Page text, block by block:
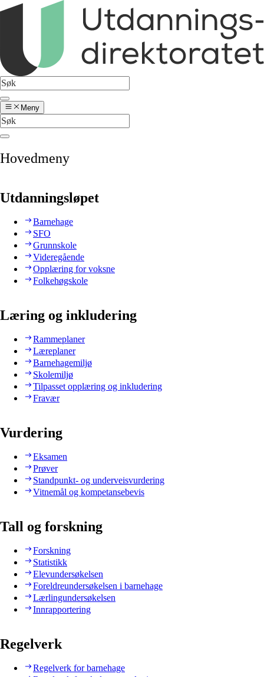
Meny
Hovedmeny
Utdanningsløpet
Barnehage
SFO
Grunnskole
Videregående
Opplæring for voksne
Folkehøgskole
Læring og inkludering
Rammeplaner
Læreplaner
Barnehagemiljø
Skolemiljø
Tilpasset opplæring og inkludering
Fravær
Vurdering
Eksamen
Prøver
Standpunkt- og underveisvurdering
Vitnemål og kompetansebevis
Tall og forskning
Forskning
Statistikk
Elevundersøkelsen
Foreldreundersøkelsen i barnehage
Lærlingundersøkelsen
Innrapportering
Regelverk
Regelverk for barnehage